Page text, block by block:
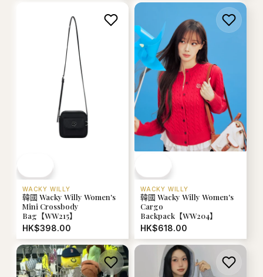
WACKY WILLY
韓國 Wacky Willy Women's
Mini Crossbody
Bag【WW215】
HK$398.00
WACKY WILLY
韓國 Wacky Willy Women's
Cargo
Backpack【WW204】
HK$618.00